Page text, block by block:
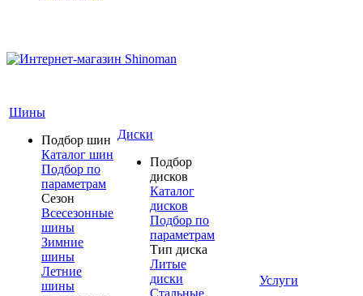
Шины
Подбор шин
Каталог шин
Подбор по
параметрам
Сезон
Всесезонные
шины
Зимние
шины
Летние
шины
Диски
Подбор
дисков
Каталог
дисков
Подбор по
параметрам
Тип диска
Литые
диски
Стальные
Услуги